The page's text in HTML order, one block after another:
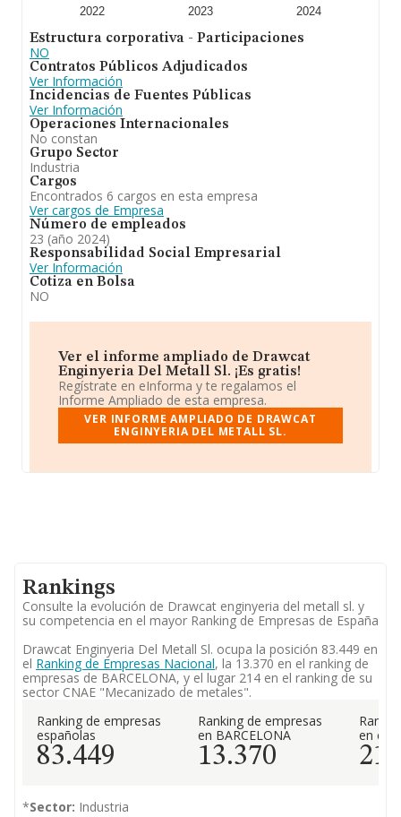
ingeniería y la fabricación deprototipos y piezas para
sectores, la empresa ha ganado posiciones. Se ha
posicionado mejor en el ranking nacional (de todas las
empresas presentes en el territorio) frente al 2023.
2022 2023 2024
Estructura corporativa - Participaciones
NO
Contratos Públicos Adjudicados
Ver Información
Incidencias de Fuentes Públicas
Ver Información
Operaciones Internacionales
No constan
Grupo Sector
Industria
Cargos
Encontrados 6 cargos en esta empresa
Ver cargos de Empresa
Número de empleados
23 (año 2024)
Responsabilidad Social Empresarial
Ver Información
Cotiza en Bolsa
NO
Ver el informe ampliado de Drawcat
Enginyeria Del Metall Sl. ¡Es gratis!
Regístrate en eInforma y te regalamos el
Informe Ampliado de esta empresa.
VER INFORME AMPLIADO DE DRAWCAT
ENGINYERIA DEL METALL SL.
Rankings
Consulte la evolución de Drawcat enginyeria del metall sl. y
su competencia en el mayor Ranking de Empresas de España
Drawcat Enginyeria Del Metall Sl. ocupa la posición 83.449 en
el Ranking de Empresas Nacional, la 13.370 en el ranking de
empresas de BARCELONA, y el lugar 214 en el ranking de su
sector CNAE "Mecanizado de metales".
Ranking de empresas
españolas
83.449
Ranking de empresas
en BARCELONA
13.370
en el
214
*Sector: Industria